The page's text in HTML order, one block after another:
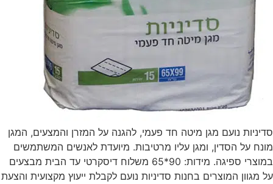
סדיניות נועם מגן מיטה חד פעמי, להגנה על המזרן והמצעים, המגן
מונח על הסדין, ומגן עליו מרטיבות. מיועדת לאנשים המשתמשים
במוצרי ספיגה. מידות: 90*65 משלוח דיסקרטי עד הבית מבצעים
על מגוון המוצרים בחנות סדיניות נועם לקבלת ייעוץ מקצועית והצעת